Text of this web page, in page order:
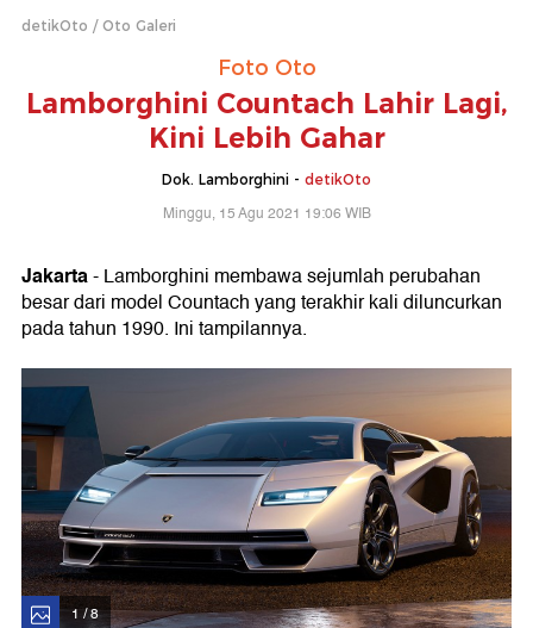
detikOto Oto Galeri
Foto Oto
Lamborghini Countach Lahir Lagi,
Kini Lebih Gahar
Dok. Lamborghini - detikOto
Minggu, 15 Agu 2021 19:06 WIB
Jakarta- Lamborghini membawa sejumlah perubahan
besar dari model Countach yang terakhir kali diluncurkan
pada tahun 1990. Ini tampilannya.
1 / 8